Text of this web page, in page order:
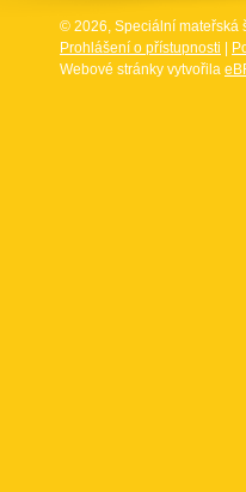
© 2026, Speciální mateřská
Prohlášení o přístupnosti
Webové stránky vytvořila